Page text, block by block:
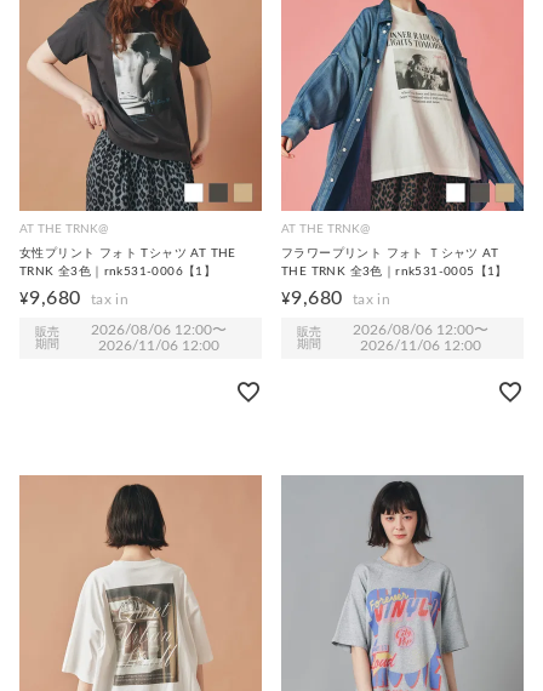
AT THE TRNK@
女性プリント フォト Tシャツ AT THE
TRNK 全3色｜rnk531-0006【1】
¥9,680
販売
期間
2026/08/06 12:00〜
2026/11/06 12:00
AT THE TRNK@
フラワープリント フォト Ｔシャツ AT
THE TRNK 全3色｜rnk531-0005【1】
¥9,680
販売
期間
2026/08/06 12:00〜
2026/11/06 12:00